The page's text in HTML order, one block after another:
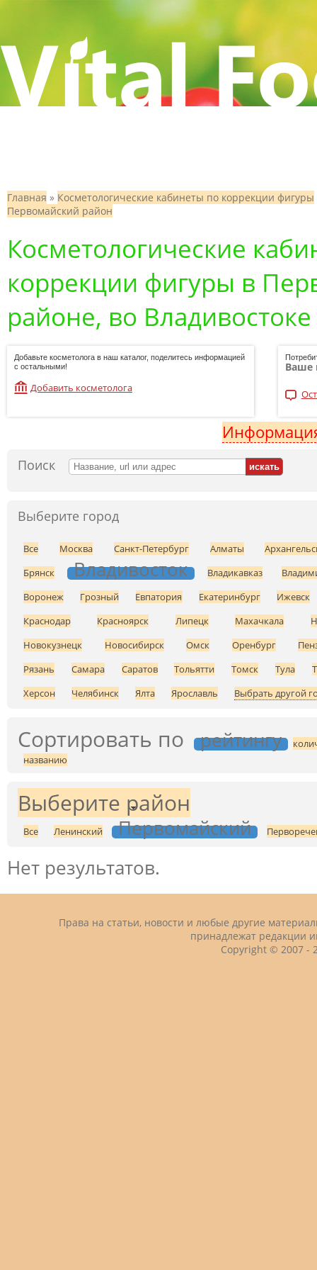
Главная » Косметологические кабинеты по коррекции фигуры
Первомайский район
Косметологические
коррекции фигуры в
районе, во Владивостоке
Добавьте косметолога в наш каталог, поделитесь информацией
с остальными!
Добавить косметолога
Ваше
Поиск
Выберите город
Все Москва Санкт-Петербург Алматы
Брянск
Владивосток Владикавказ
Воронеж
Грозный Евпатория Екатеринбург
Ижевск
Краснодар
Красноярск Липецк Махачкала
Новокузнецк
Новосибирск Омск Оренбург
Рязань
Самара Саратов Тольятти Томск Тула
Херсон
Челябинск Ялта Ярославль Выбрать другой
Сортировать по рейтингу
названию
Выберите район
Все Ленинский Первомайский
Нет результатов.
Права на статьи, новости и любые другие
принадлежат редакции
Copyright © 2007 -